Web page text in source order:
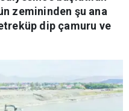
zemininden şu ana
dip çamuru ve